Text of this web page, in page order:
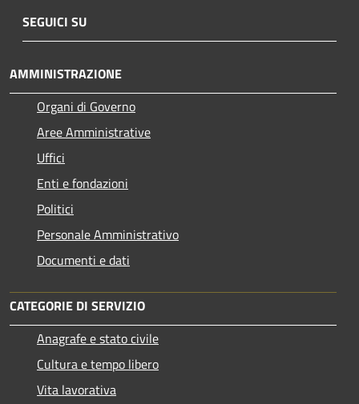
SEGUICI SU
AMMINISTRAZIONE
Organi di Governo
Aree Amministrative
Uffici
Enti e fondazioni
Politici
Personale Amministrativo
Documenti e dati
CATEGORIE DI SERVIZIO
Anagrafe e stato civile
Cultura e tempo libero
Vita lavorativa